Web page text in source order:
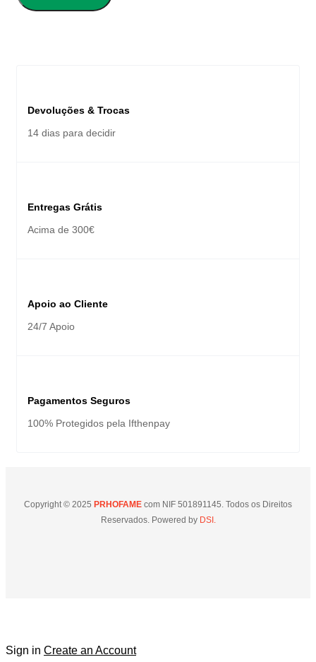
Devoluções & Trocas
14 dias para decidir
Entregas Grátis
Acima de 300€
Apoio ao Cliente
24/7 Apoio
Pagamentos Seguros
100% Protegidos pela Ifthenpay
Copyright © 2025 PRHOFAME com NIF 501891145. Todos os Direitos
Reservados. Powered byDSI.
Sign in Create an Account